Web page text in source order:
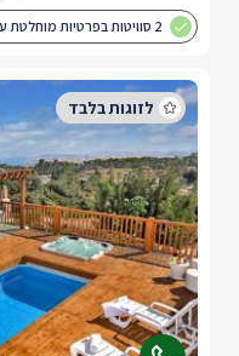
2 סוויטות בפרטיות מוחלטת עם בריכה פרטית לכל אחת